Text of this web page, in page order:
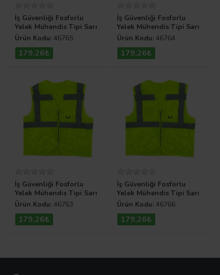
İş Güvenliği Fosforlu
Yelek Mühendis Tipi Sarı
XXL
Ürün Kodu: 46765
179,26₺
İş Güvenliği Fosforlu
Yelek Mühendis Tipi Sarı
L
Ürün Kodu: 46764
179,26₺
İş Güvenliği Fosforlu
Yelek Mühendis Tipi Sarı
M
Ürün Kodu: 46763
179,26₺
İş Güvenliği Fosforlu
Yelek Mühendis Tipi Sarı
S
Ürün Kodu: 46766
179,26₺